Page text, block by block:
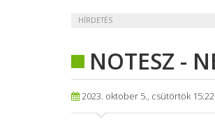
HÍRDETÉS
NOTESZ -
2023. oktober 5., csütörtök 15:22